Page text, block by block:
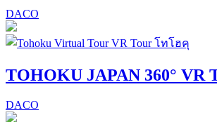
DACO
TOHOKU JAPAN 360° VR
DACO